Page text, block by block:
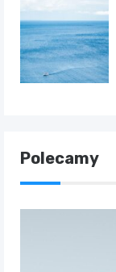
Polecamy